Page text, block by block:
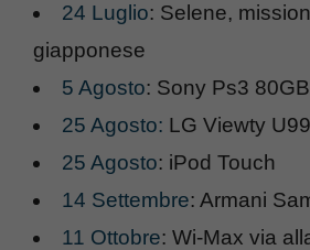
24 Luglio: Selene,
giapponese
5 Agosto: Sony Ps3
25 Agosto: LG Viewty
25 Agosto: iPod Touch
14 Settembre: Armani
11 Ottobre: Wi-Max via